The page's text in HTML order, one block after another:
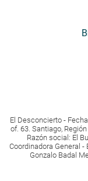
El Desconcierto -
of. 63. Santiago,
Razón social: El
Coordinadora General -
Gonzalo Badal